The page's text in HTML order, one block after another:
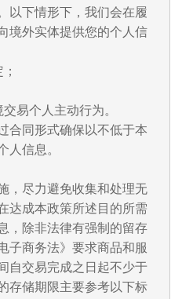
以下情形下，我们会在履
境外实体提供您的个人信
易个人主动行为。
合同形式确保以不低于本
人信息。
，尽力避免收集和处理无
达成本政策所述目的所需
，除非法律有强制的留存
子商务法》要求商品和服
自交易完成之日起不少于
存储期限主要参考以下标